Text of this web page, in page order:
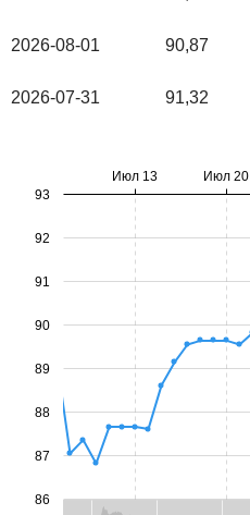
2026-08-01 90,87
2026-07-31 91,32
Июл 13 Июл 20
86
87
88
89
90
91
92
93